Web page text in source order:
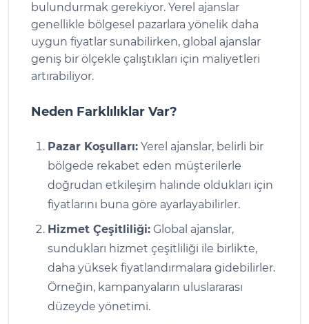
bulundurmak gerekiyor. Yerel ajanslar
genellikle bölgesel pazarlara yönelik daha
uygun fiyatlar sunabilirken, global ajanslar
geniş bir ölçekle çalıştıkları için maliyetleri
artırabiliyor.
Neden Farklılıklar Var?
Pazar Koşulları: Yerel ajanslar, belirli bir
bölgede rekabet eden müşterilerle
doğrudan etkileşim halinde oldukları için
fiyatlarını buna göre ayarlayabilirler.
Hizmet Çeşitliliği: Global ajanslar,
sundukları hizmet çeşitliliği ile birlikte,
daha yüksek fiyatlandırmalara gidebilirler.
Örneğin, kampanyaların uluslararası
düzeyde yönetimi.